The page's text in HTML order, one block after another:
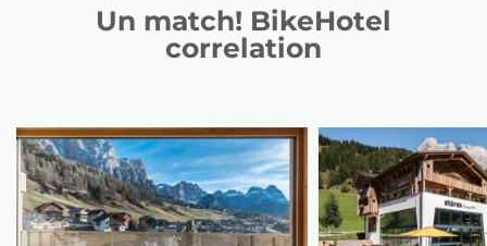
Un match! BikeHotel
correlation